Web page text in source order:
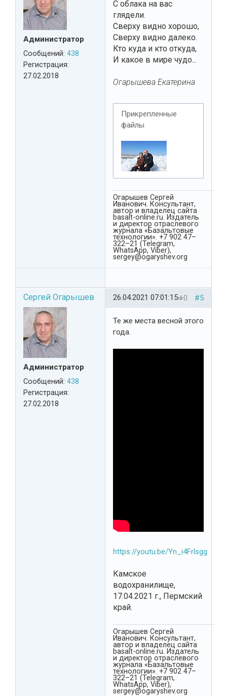
Администратор
Сообщений: 438
Регистрация:
27.02.2018
С облака на вас
глядели.
Сверху видно хорошо,
Сверху видно далеко.
Кто куда и кто откуда,
И какое в мире чудо...
Огарышева Екатерина
Прикрепленные
файлы
Огарышев Сергей
Иванович. Консультант,
автор и владелец сайта
basalt-online.ru. Издатель
и директор отраслевого
журнала «Базальтовые
технологии». +7 902 47–
322–21 (Telegram,
WhatsApp, Viber),
sergey@ogaryshev.org
Сергей Огарышев
Администратор
Сообщений: 438
Регистрация:
27.02.2018
#5
0
26.04.2021 07:01:15
Те же места весной этого
года.
https://youtu.be/Yn_i4Frlsgg
Камское
водохранилище,
17.04.2021 г., Пермский
край.
Огарышев Сергей
Иванович. Консультант,
автор и владелец сайта
basalt-online.ru. Издатель
и директор отраслевого
журнала «Базальтовые
технологии». +7 902 47–
322–21 (Telegram,
WhatsApp, Viber),
sergey@ogaryshev.org